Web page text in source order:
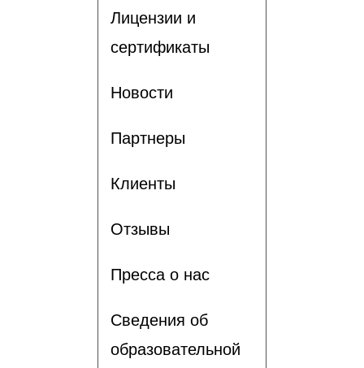
Лицензии и
сертификаты
Новости
Партнеры
Клиенты
Отзывы
Пресса о нас
Сведения об
образовательной